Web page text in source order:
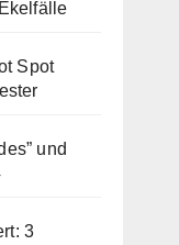
Spot
und
3